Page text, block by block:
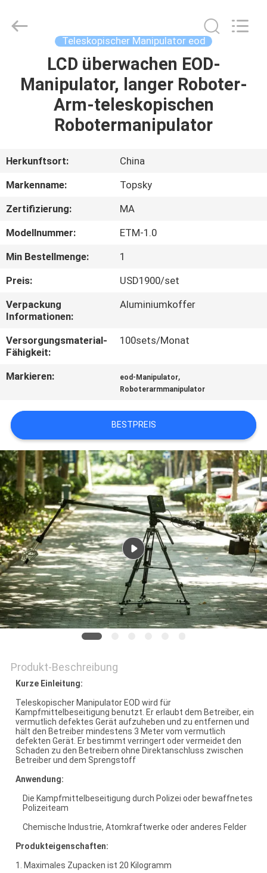
PRODUKTE
UNS
AUSFLUG
QUALITÄTSKONTROLLE
TRETEN
SIE
MIT
UNS
IN
FORDERN
SIE EIN
ZITAT
SITEMAP
PRIVACY
POLICY
Century Holding Co.,Ltd.
Teleskopischer Manipulator eod
LCD überwachen EOD-
Manipulator, langer Roboter-
Arm-teleskopischen
Robotermanipulator
Herkunftsort:
China
Markenname:
Topsky
Zertifizierung:
MA
Modellnummer:
ETM-1.0
Min Bestellmenge:
1
Preis:
USD1900/set
Verpackung
Informationen:
Aluminiumkoffer
Versorgungsmaterial-
Fähigkeit:
100sets/Monat
Markieren: eod-Manipulator,
Roboterarmmanipulator
BESTPREIS
Produkt-Beschreibung
Kurze Einleitung:
Teleskopischer Manipulator EOD wird für
Kampfmittelbeseitigung benutzt. Er erlaubt dem Betreiber, ein
vermutlich defektes Gerät aufzuheben und zu entfernen und
hält den Betreiber mindestens 3 Meter vom vermutlich
defekten Gerät. Er bestimmt verringert oder vermeidet den
Schaden zu den Betreibern ohne Direktanschluss zwischen
Betreiber und dem Sprengstoff
Anwendung:
Die Kampfmittelbeseitigung durch Polizei oder bewaffnetes
Polizeiteam
Chemische Industrie, Atomkraftwerke oder anderes Felder
Produkteigenschaften:
1. Maximales Zupacken ist 20 Kilogramm